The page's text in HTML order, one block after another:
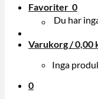
Favoriter 0
Du har
Varukorg /0,00
Inga
0